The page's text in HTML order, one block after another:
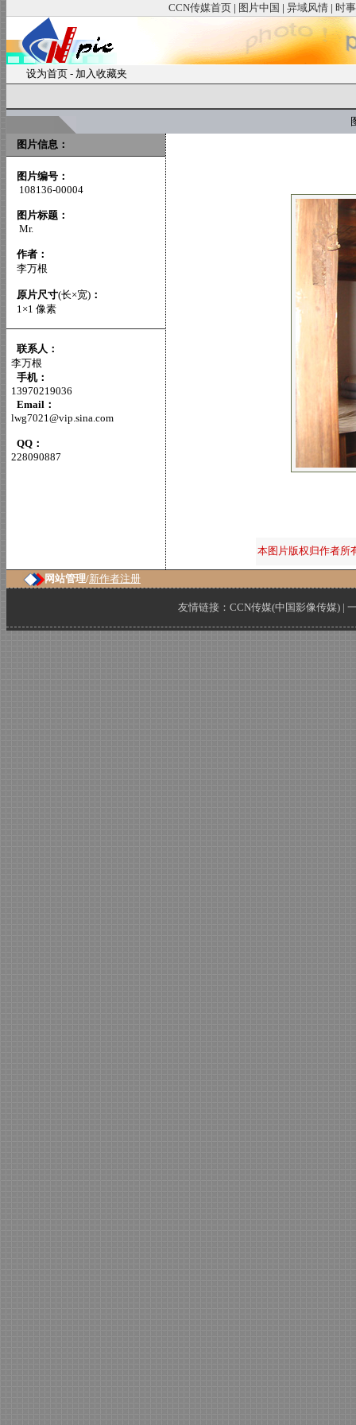
CCN传媒首页 | 图片中国 | 异域风情 | 时
设为首页 - 加入收藏夹
图片信息：
图片编号：
108136-00004
图片标题：
Mr.
作者：
李万根
原片尺寸(长×宽) ：
1×1 像素
联系人：
李万根
手机：
13970219036
Email：
lwg7021@vip.sina.com
QQ：
228090887
本图片版权归作者所
网站管理/新作者注册
友情链接： CCN传媒(中国影像传媒) |